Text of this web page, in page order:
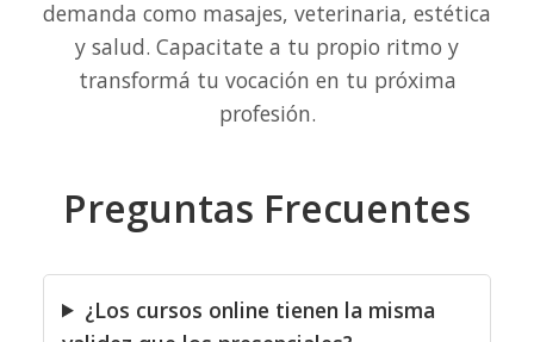
demanda como masajes, veterinaria, estética
y salud. Capacitate a tu propio ritmo y
transformá tu vocación en tu próxima
profesión.
Preguntas Frecuentes
¿Los cursos online tienen la misma